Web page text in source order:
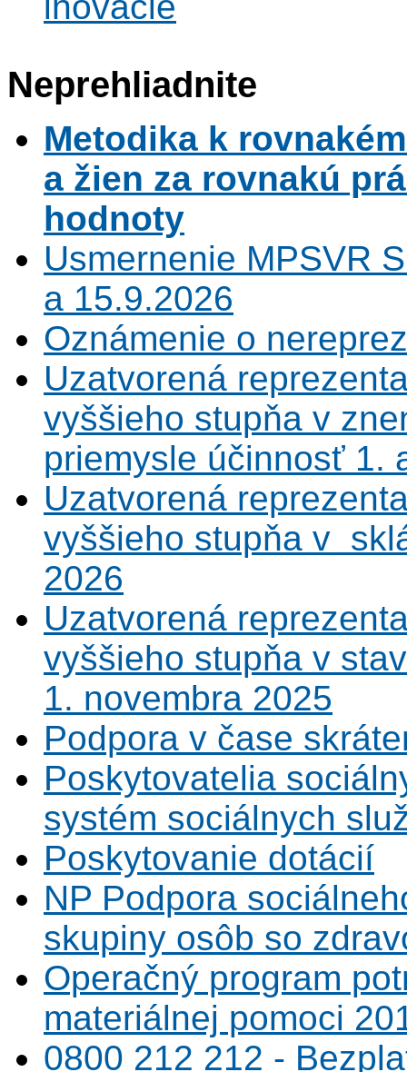
Neprehliadnite
Metodika k
a žien za rovnakú
hodnoty
Usmernenie MPSVR
a 15.9.2026
Oznámenie o
Uzatvorená
vyššieho stupňa v
priemysle účinnosť 1.
Uzatvorená
vyššieho stupňa v
2026
Uzatvorená
vyššieho stupňa v
1. novembra 2025
Podpora v čase
Poskytovatelia
systém sociálnych
Poskytovanie dotácií
NP Podpora
skupiny osôb so
Operačný program
materiálnej pomoci
0800 212 212 -